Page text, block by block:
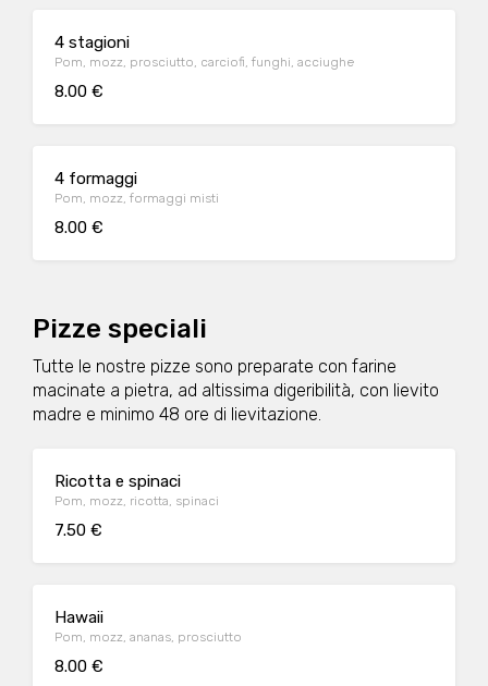
4 stagioni
Pom, mozz, prosciutto, carciofi, funghi, acciughe
8.00 €
4 formaggi
Pom, mozz, formaggi misti
8.00 €
Pizze speciali
Tutte le nostre pizze sono preparate con farine
macinate a pietra, ad altissima digeribilità, con lievito
madre e minimo 48 ore di lievitazione.
Ricotta e spinaci
Pom, mozz, ricotta, spinaci
7.50 €
Hawaii
Pom, mozz, ananas, prosciutto
8.00 €